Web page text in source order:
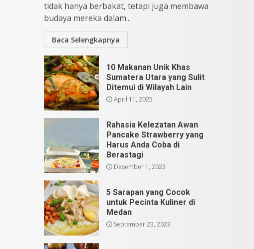
tidak hanya berbakat, tetapi juga membawa
budaya mereka dalam...
Baca Selengkapnya
10 Makanan Unik Khas
Sumatera Utara yang Sulit
Ditemui di Wilayah Lain
April 11, 2025
Rahasia Kelezatan Awan
Pancake Strawberry yang
Harus Anda Coba di
Berastagi
Desember 1, 2023
5 Sarapan yang Cocok
untuk Pecinta Kuliner di
Medan
September 23, 2023